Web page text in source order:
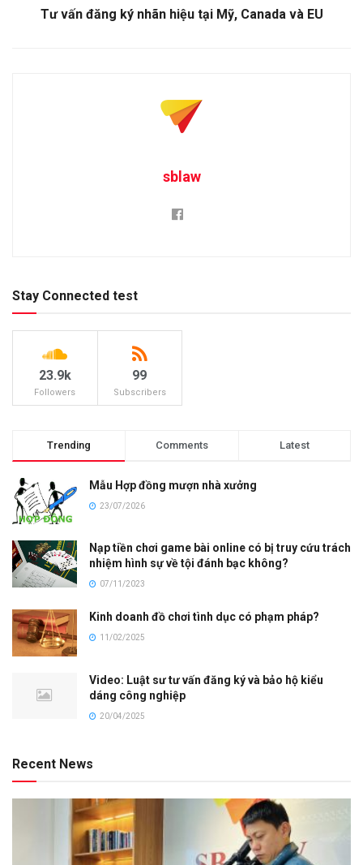
Tư vấn đăng ký nhãn hiệu tại Mỹ, Canada và EU
sblaw
Stay Connected test
23.9k
Followers
99
Subscribers
Trending Comments Latest
Mẫu Hợp đồng mượn nhà xưởng
23/07/2026
Nạp tiền chơi game bài online có bị truy cứu trách
nhiệm hình sự về tội đánh bạc không?
07/11/2023
Kinh doanh đồ chơi tình dục có phạm pháp?
11/02/2025
Video: Luật sư tư vấn đăng ký và bảo hộ kiểu
dáng công nghiệp
20/04/2025
Recent News